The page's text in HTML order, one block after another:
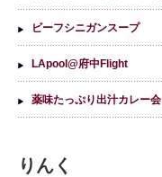
ビーフシニガンスープ
LApool@府中Flight
薬味たっぷり出汁カレー会
りんく